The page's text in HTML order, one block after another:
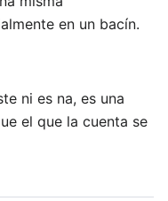
en un bacín.
ni es na, es una
el que la cuenta se